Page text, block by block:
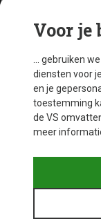
Voor je
... gebruiken
diensten voor
en je
toestemming
de VS
meer